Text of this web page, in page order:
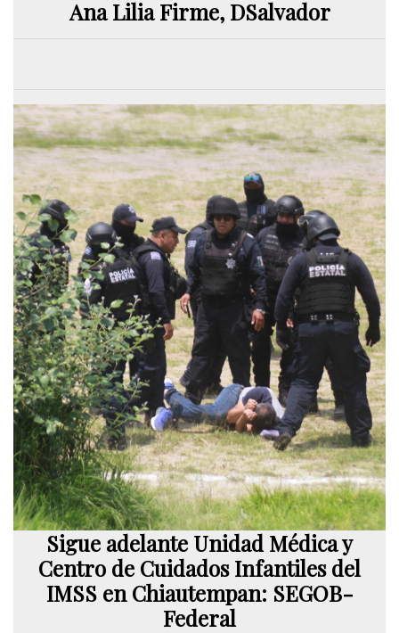
Ana Lilia Firme, DSalvador
Sigue adelante Unidad Médica y
Centro de Cuidados Infantiles del
IMSS en Chiautempan: SEGOB-
Federal